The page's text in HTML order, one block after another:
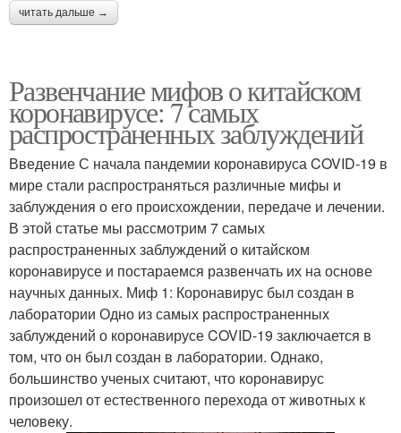
читать дальше →
Развенчание мифов о китайском
коронавирусе: 7 самых
распространенных заблуждений
Введение С начала пандемии коронавируса COVID-19 в
мире стали распространяться различные мифы и
заблуждения о его происхождении, передаче и лечении.
В этой статье мы рассмотрим 7 самых
распространенных заблуждений о китайском
коронавирусе и постараемся развенчать их на основе
научных данных. Миф 1: Коронавирус был создан в
лаборатории Одно из самых распространенных
заблуждений о коронавирусе COVID-19 заключается в
том, что он был создан в лаборатории. Однако,
большинство ученых считают, что коронавирус
произошел от естественного перехода от животных к
человеку.